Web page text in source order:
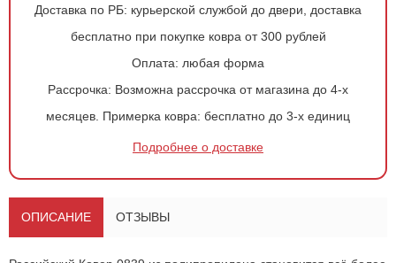
Доставка по РБ: курьерской службой до двери, доставка
бесплатно при покупке ковра от 300 рублей
Оплата: любая форма
Рассрочка: Возможна рассрочка от магазина до 4-х
месяцев. Примерка ковра: бесплатно до 3-х единиц
Подробнее о доставке
ОПИСАНИЕ ОТЗЫВЫ